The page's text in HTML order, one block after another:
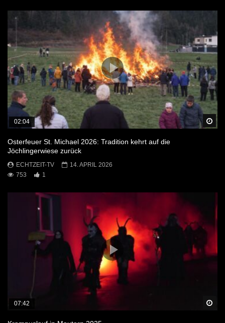
02:04
Osterfeuer St. Michael 2026: Tradition kehrt auf die
Jöchlingerwiese zurück
ECHTZEIT-TV
14. APRIL 2026
753
1
07:42